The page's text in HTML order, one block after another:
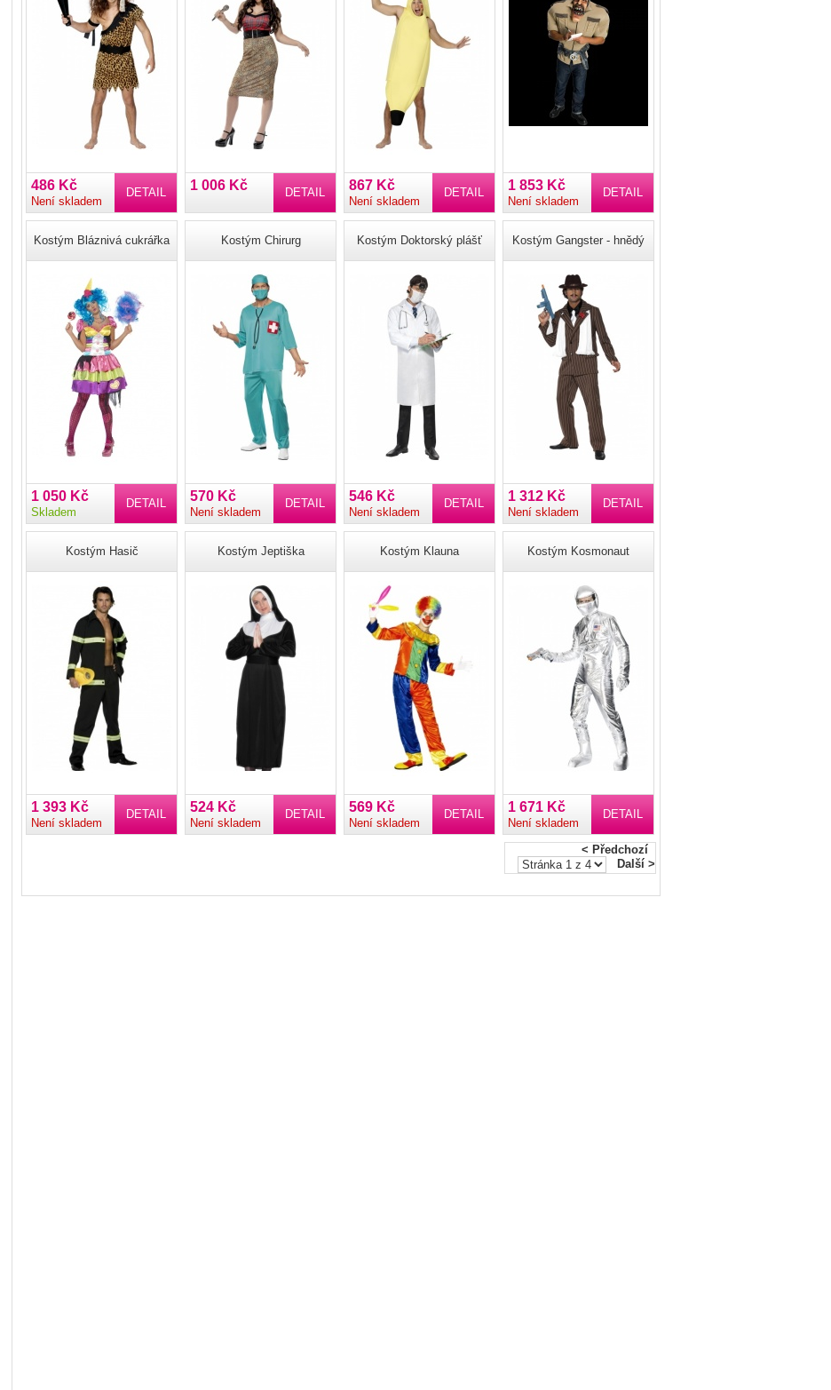
DETAIL
486 Kč
Není skladem
DETAIL
1 006 Kč DETAIL
867 Kč
Není skladem
DETAIL
1 853 Kč
Není skladem
Kostým Bláznivá cukrářka
DETAIL
1 050 Kč
Skladem
Kostým Chirurg
DETAIL
570 Kč
Není skladem
Kostým Doktorský plášť
DETAIL
546 Kč
Není skladem
Kostým Gangster - hnědý
DETAIL
1 312 Kč
Není skladem
Kostým Hasič
DETAIL
1 393 Kč
Není skladem
Kostým Jeptiška
DETAIL
524 Kč
Není skladem
Kostým Klauna
DETAIL
569 Kč
Není skladem
Kostým Kosmonaut
DETAIL
1 671 Kč
Není skladem
< Předchozí
Další >